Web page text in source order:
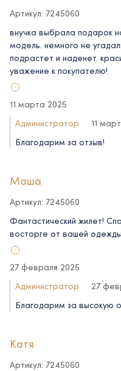
Артикул: 7245060
внучка выбрала подарок
модель. немного не
подрастет и наденет.
уважение к покупателю!
11 марта 2025
Администратор
11
Благодарим за отзыв!
Маша
Артикул: 7245060
Фантастический жилет!
восторге от вашей
27 февраля 2025
Администратор
27
Благодарим за высокую
Катя
Артикул: 7245060